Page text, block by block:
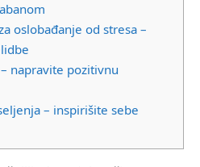
oslobađanje od stresa –
napravite pozitivnu
– inspirišite sebe